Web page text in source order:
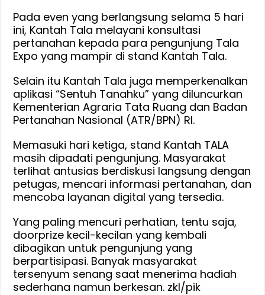
“Sentuh
Tanahku”
Pada even yang berlangsung selama 5 hari
ini, Kantah Tala melayani konsultasi
pertanahan kepada para pengunjung Tala
Expo yang mampir di stand Kantah Tala.
Selain itu Kantah Tala juga memperkenalkan
aplikasi “Sentuh Tanahku” yang diluncurkan
Kementerian Agraria Tata Ruang dan Badan
Pertanahan Nasional (ATR/BPN) RI.
Memasuki hari ketiga, stand Kantah TALA
masih dipadati pengunjung. Masyarakat
terlihat antusias berdiskusi langsung dengan
petugas, mencari informasi pertanahan, dan
mencoba layanan digital yang tersedia.
Yang paling mencuri perhatian, tentu saja,
doorprize kecil-kecilan yang kembali
dibagikan untuk pengunjung yang
berpartisipasi. Banyak masyarakat
tersenyum senang saat menerima hadiah
sederhana namun berkesan. zkl/pik